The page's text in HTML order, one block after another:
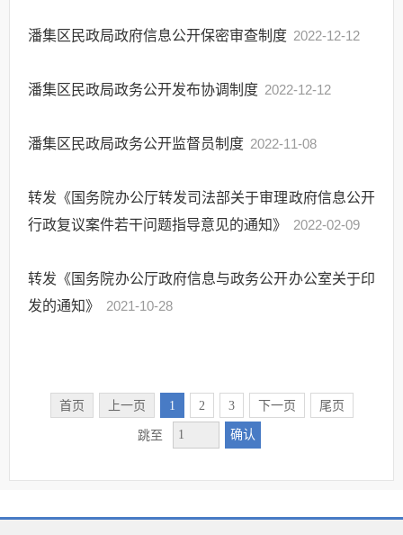
潘集区民政局政府信息公开保密审查制度 2022-12-12
潘集区民政局政务公开发布协调制度 2022-12-12
潘集区民政局政务公开监督员制度 2022-11-08
转发《国务院办公厅转发司法部关于审理政府信息公开
行政复议案件若干问题指导意见的通知》
2022-02-09
转发《国务院办公厅政府信息与政务公开办公室关于印
发的通知》
2021-10-28
首页 上一页 1 2 3 下一页 尾页
跳至 确认